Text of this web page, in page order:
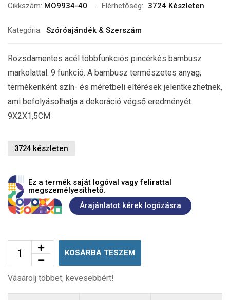
Cikkszám: MO9934-40 Elérhetőség: 3724 Készleten
Kategória: Szóróajándék & Szerszám
Rozsdamentes acél többfunkciós pincérkés bambusz
markolattal. 9 funkció. A bambusz természetes anyag,
termékenként szín- és méretbeli eltérések jelentkezhetnek,
ami befolyásolhatja a dekoráció végső eredményét.
9X2X1,5CM
3724 készleten
Ez a termék saját logóval vagy felirattal
megszemélyesíthető.
Árajánlatot kérek logózásra
KOSÁRBA TESZEM
Vásárolj többet, kevesebbért!